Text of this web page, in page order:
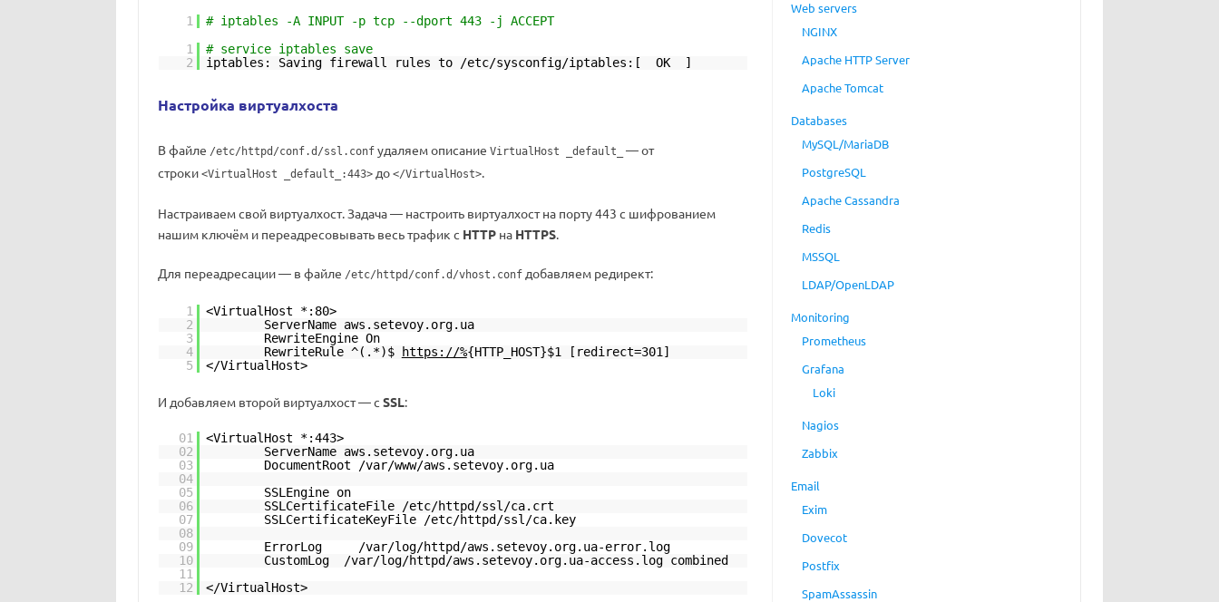
1
# iptables -A INPUT -p tcp --dport 443 -j ACCEPT
1
# service iptables save
2
iptables: Saving firewall rules to /etc/sysconfig/iptables:[ OK ]
Настройка виртуалхоста
В файле /etc/httpd/conf.d/ssl.confудаляем описание VirtualHost _default_
— от
строки <VirtualHost _default_:443>до </VirtualHost>.
Настраиваем свой виртуалхост. Задача — настроить виртуалхост на порту 443 с шифрованием
нашим ключём и переадресовывать весь трафик с HTTPна HTTPS.
Для переадресации — в файле /etc/httpd/conf.d/vhost.confдобавляем редирект:
1
<VirtualHost *:80>
2
ServerName aws.setevoy.org.ua
3
RewriteEngine On
4
RewriteRule ^(.*)$ https://%{HTTP_HOST}$1 [redirect=301]
5
</VirtualHost>
И добавляем второй виртуалхост — с SSL:
01
<VirtualHost *:443>
02
ServerName aws.setevoy.org.ua
03
DocumentRoot /var/www/aws.setevoy.org.ua
04
05
SSLEngine on
06
SSLCertificateFile /etc/httpd/ssl/ca.crt
07
SSLCertificateKeyFile /etc/httpd/ssl/ca.key
08
09
ErrorLog /var/log/httpd/aws.setevoy.org.ua-error.log
10
CustomLog /var/log/httpd/aws.setevoy.org.ua-access.log combined
11
12
</VirtualHost>
Web servers
NGINX
Apache HTTP Server
Apache Tomcat
Databases
MySQL/MariaDB
PostgreSQL
Apache Cassandra
Redis
MSSQL
LDAP/OpenLDAP
Monitoring
Prometheus
Grafana
Loki
Nagios
Zabbix
Email
Exim
Dovecot
Postfix
SpamAssassin